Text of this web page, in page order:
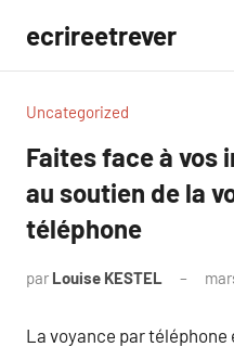
contenu
ecrireetrever
Uncategorized
Faites face à vos
au soutien de la
téléphone
par Louise KESTEL
La voyance par